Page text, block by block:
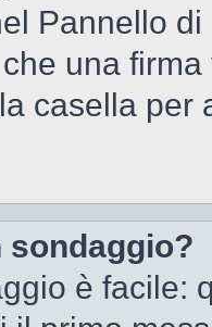
Pannello
una
casella per
sondaggio?
è facile: